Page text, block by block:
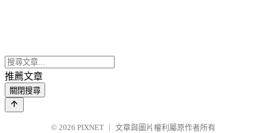
推薦文章
關閉搜尋
© 2026 PIXNET
文章與圖片權利屬原作者所有